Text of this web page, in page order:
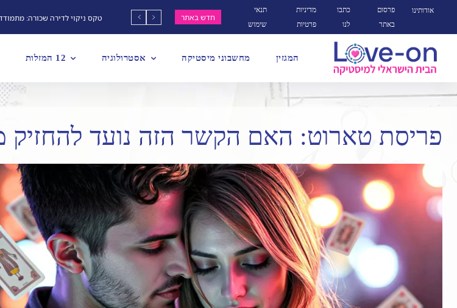
אודותינו
פרסום
באתר
כתבו
לנו
מדיניות
פרטיות
תנאי
שימוש
חדש באתר טקס ניקוי לדירה שכורה:
המגזין מחשבוני מיסטיקה אסטרולוגיה 12 המזלות
פריסת טארוט: האם הקשר הזה נועד להחזיק